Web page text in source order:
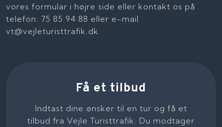
vores formular i højre side eller kontakt os på
telefon: 75 85 94 88 eller e-mail
vt@vejleturisttrafik.dk​
Få et tilbud
Indtast dine ønsker til en tur og få et
tilbud fra Vejle Turisttrafik. Du modtager